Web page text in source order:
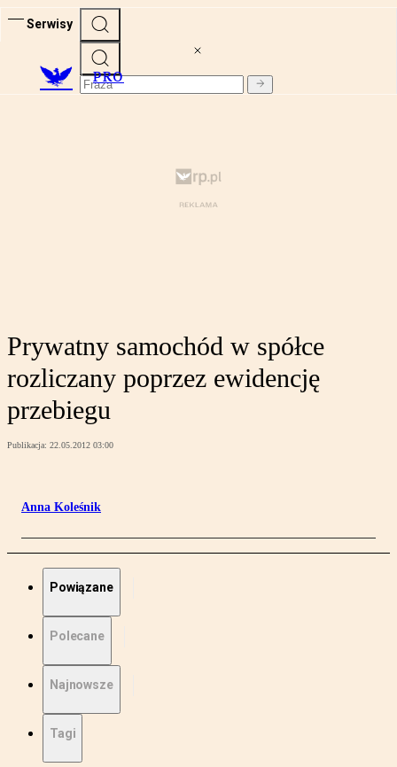
Serwisy
PRO
Prywatny samochód w spółce
rozliczany poprzez ewidencję
przebiegu
Publikacja: 22.05.2012 03:00
Anna Koleśnik
Powiązane
Polecane
Najnowsze
Tagi